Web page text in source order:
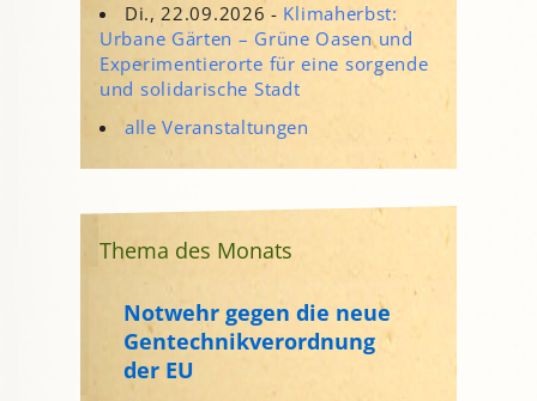
Di., 22.09.2026 - Klimaherbst:
Urbane Gärten – Grüne Oasen und
Experimentierorte für eine sorgende
und solidarische Stadt
alle Veranstaltungen
Thema des Monats
Notwehr gegen die neue
Gentechnikverordnung
der EU